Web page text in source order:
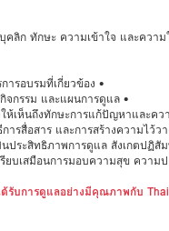
ก ทักษะ ความเข้าใจ และความ
รอบรมที่เกี่ยวข้อง •
กรรม และแผนการดูแล •
เห็นถึงทักษะการแก้ปัญหาและคว
รสื่อสาร และการสร้างความไว้วา
ประสิทธิภาพการดูแล สังเกตปฏิสั
รียบเสมือนการมอบความสุข คว
รับการดูแลอย่างมีคุณภาพกับ